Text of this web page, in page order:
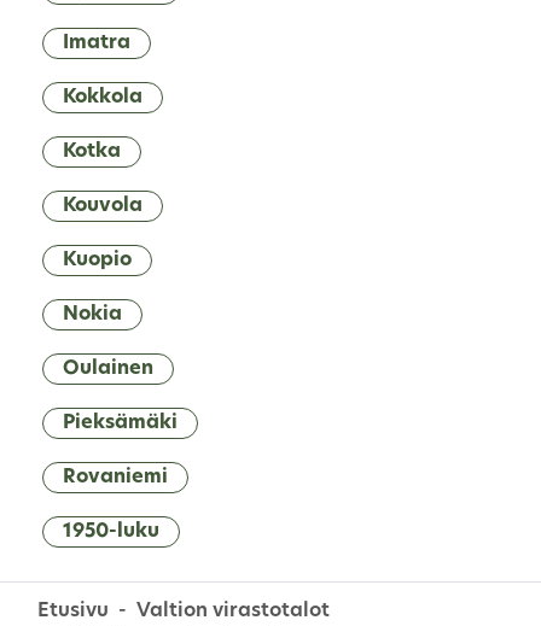
Imatra
Kokkola
Kotka
Kouvola
Kuopio
Nokia
Oulainen
Pieksämäki
Rovaniemi
1950-luku
Etusivu
Valtion virastotalot